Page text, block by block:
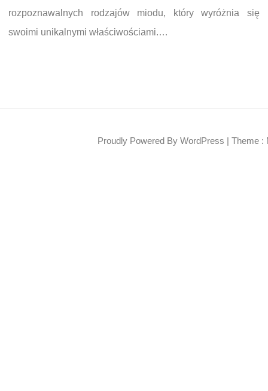
rozpoznawalnych rodzajów miodu, który wyróżnia się
swoimi unikalnymi właściwościami.…
Proudly Powered By WordPress | Theme :